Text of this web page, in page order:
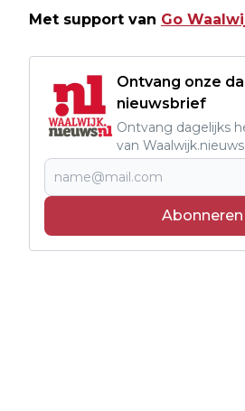
Met support van Go
Ontvang onze
nieuwsbrief
Ontvang dagelijks
van
Abonneren